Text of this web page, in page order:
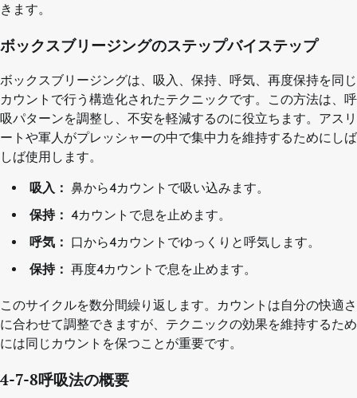
きます。
ボックスブリージングのステップバイステップ
ボックスブリージングは、吸入、保持、呼気、再度保持を同じ
カウントで行う構造化されたテクニックです。この方法は、呼
吸パターンを調整し、不安を軽減するのに役立ちます。アスリ
ートや軍人がプレッシャーの中で集中力を維持するためにしば
しば使用します。
吸入： 鼻から4カウントで吸い込みます。
保持： 4カウントで息を止めます。
呼気： 口から4カウントでゆっくりと呼気します。
保持： 再度4カウントで息を止めます。
このサイクルを数分間繰り返します。カウントは自分の快適さ
に合わせて調整できますが、テクニックの効果を維持するため
には同じカウントを保つことが重要です。
4-7-8呼吸法の概要